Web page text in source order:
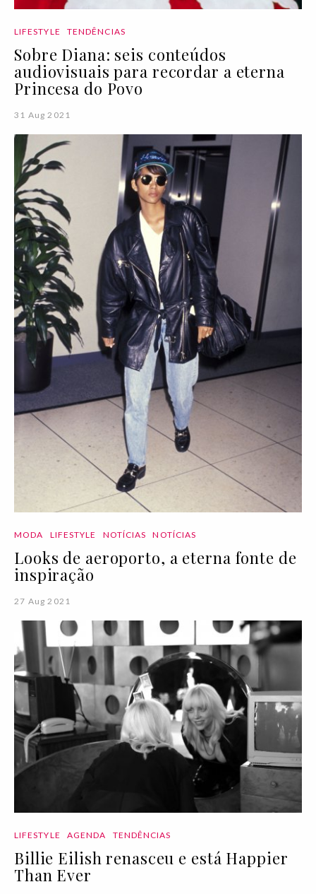
LIFESTYLE TENDÊNCIAS
Sobre Diana: seis conteúdos
audiovisuais para recordar a eterna
Princesa do Povo
31 Aug 2021
MODA LIFESTYLE NOTÍCIAS NOTÍCIAS
Looks de aeroporto, a eterna fonte de
inspiração
27 Aug 2021
LIFESTYLE AGENDA TENDÊNCIAS
Billie Eilish renasceu e está Happier
Than Ever